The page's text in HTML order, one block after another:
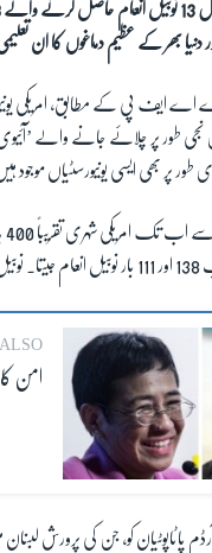
13 نوبیل انعام حاصل کرنے والے
اور دنیا بھر کے عظیم دماغوں کا ان
نجی طور پر چلائے جانے والے
پر بھی ایسی یونیورسٹیاں موجود
سے اب تک امریکی شہری تقریباً400
138 اور 111 بار نوبیل انعام جیتا۔
امن کا
آرڈم پاٹاپوٹیان کو، جن کی پرورش